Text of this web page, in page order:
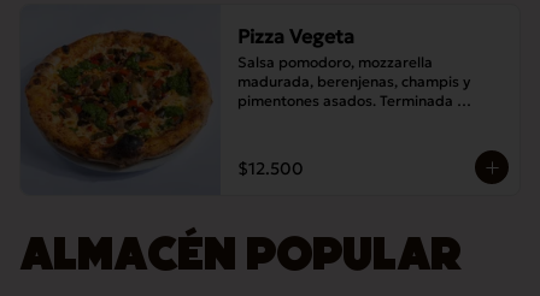
Pizza Vegeta
Salsa pomodoro, mozzarella
madurada, berenjenas, champis y
pimentones asados. Terminada
$12.500
ALMACÉN POPULAR